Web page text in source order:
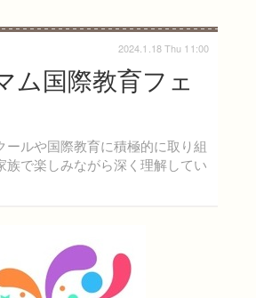
ム国際教育フェ
ルや国際教育に積極的に取り組
で楽しみながら深く理解してい
2024.1.18 Thu 11:00